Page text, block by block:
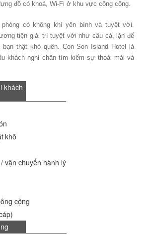
đồ có khoá, Wi-Fi ở khu vực công cộng.
có không khí yên bình và tuyệt vời.
tiện giải trí tuyệt vời như câu cá, lặn để
thật khó quên. Con Son Island Hotel là
khách nghỉ chân tìm kiếm sự thoải mái và
khách
khô
vận chuyển hành lý
cộng